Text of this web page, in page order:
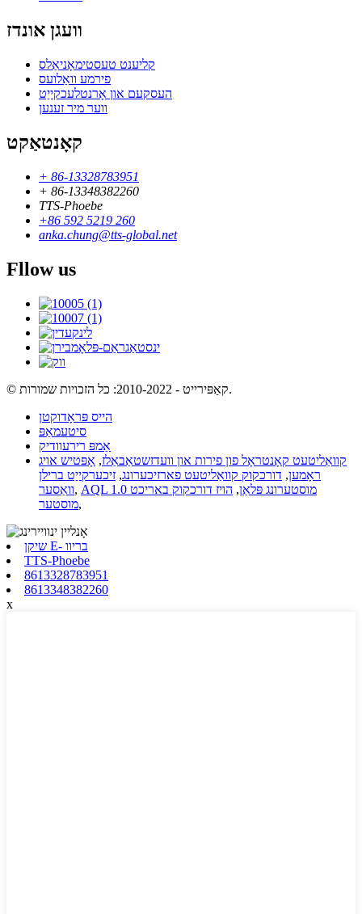
וועגן אונדז
קליענט טעסטימאָניאַלס
פירמע וואַלועס
העסקעם און אָרנטלעכקייַט
ווער מיר זענען
קאָנטאַקט
+ 86-13328783951
+ 86-13348382260
TTS-Phoebe
+86 592 5219 260
anka.chung@tts-global.net
Fllow us
© קאַפּירייט - 2010-2022: כל הזכויות שמורות.
הייס פּראָדוקטן
סיטעמאַפּ
אַמפּ רירעוודיק
קוואַליטעט קאָנטראָל פון פירות און וועדזשטאַבאַלז, אָפּטיש אויג
ראָמען, דורכקוק קוואַליטעט פארזיכערונג, זיכערקייַט ברילן
וואַסער, AQL 1.0 מוסטערונג פּלאַן, הויז דורכקוק באריכט
מוסטער,
שיקן E- בריוו
TTS-Phoebe
8613328783951
8613348382260
x